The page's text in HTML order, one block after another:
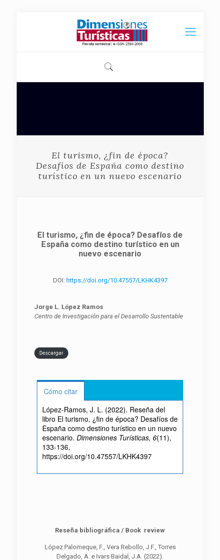
El turismo, ¿fin de época?
Desafíos de España como destino
turístico en un nuevo escenario
El turismo, ¿fin de época? Desafíos de
España como destino turístico en un
nuevo escenario
DOI: https://doi.org/10.47557/LKHK4397
Jorge L. López Ramos
Centro de Investigación para el Desarrollo Sustentable
Descargar
Cómo citar
López-Ramos, J. L. (2022). Reseña del
libro El turismo, ¿fin de época? Desafíos de
España como destino turístico en un nuevo
escenario. Dimensiones Turísticas, 6(11),
133-136,
https://doi.org/10.47557/LKHK4397
Reseña bibliográfica / Book review
López Palomeque, F., Vera Rebollo, J.F., Torres
Delgado, A. e Ivars Baidal, J.A. (2022).